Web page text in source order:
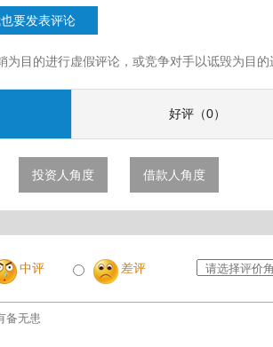
要发表评论
为目的进行虚假评论，或竞争对手以诋毁为目
好评（0）
投资人角度 借款人角度
中评 差评